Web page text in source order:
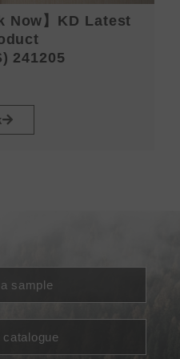
Now】KD Latest
241205
sample